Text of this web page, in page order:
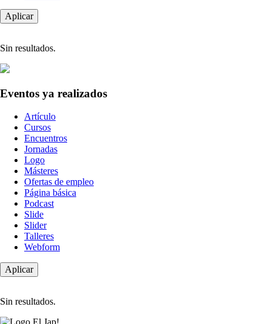
Sin resultados.
Eventos ya realizados
Tipo
contenido
Artículo
Cursos
Encuentros
Jornadas
Logo
Másteres
Ofertas de empleo
Página básica
Podcast
Slide
Slider
Talleres
Webform
Sin resultados.